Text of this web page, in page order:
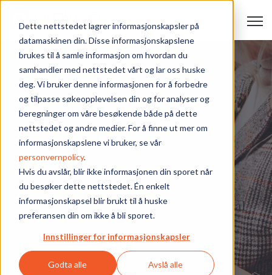
Dette nettstedet lagrer informasjonskapsler på
datamaskinen din. Disse informasjonskapslene
brukes til å samle informasjon om hvordan du
samhandler med nettstedet vårt og lar oss huske
deg. Vi bruker denne informasjonen for å forbedre
og tilpasse søkeopplevelsen din og for analyser og
beregninger om våre besøkende både på dette
nettstedet og andre medier. For å finne ut mer om
informasjonskapslene vi bruker, se vår
personvernpolicy.
Hvis du avslår, blir ikke informasjonen din sporet når
du besøker dette nettstedet. Én enkelt
informasjonskapsel blir brukt til å huske
preferansen din om ikke å bli sporet.
Innstillinger for informasjonskapsler
Godta alle Avslå alle
Open
Kommuniser med
deltakerne
Bedre deltakeropplevelse med digital
kommunikasjon